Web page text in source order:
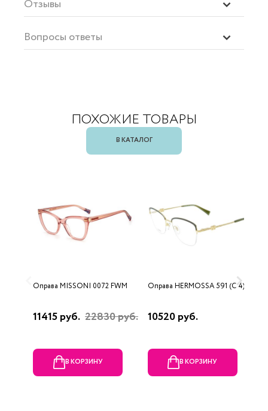
Отзывы
Вопросы ответы
ПОХОЖИЕ ТОВАРЫ
В КАТАЛОГ
Оправа MISSONI 0072 FWM
11415 руб. 22830 руб.
В КОРЗИНУ
Оправа HERMOSSA 591 (C 4)
10520 руб.
В КОРЗИНУ